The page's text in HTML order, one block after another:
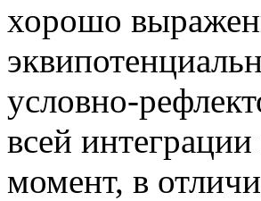
хорошо
условно-
всей
момент, в